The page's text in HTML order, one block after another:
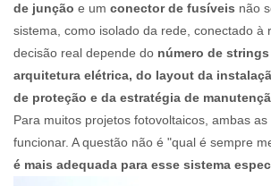
de junção e um conector de fusíveis não
sistema, como isolado da rede, conectado à
decisão real depende do número de
arquitetura elétrica, do layout da
de proteção e da estratégia de
Para muitos projetos fotovoltaicos, ambas
funcionar. A questão não é "qual é sempre
é mais adequada para esse sistema